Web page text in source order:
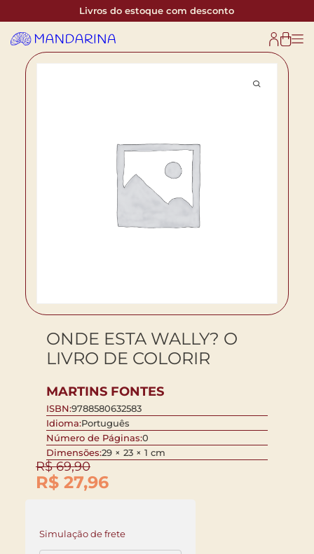
Livros do estoque com desconto
ONDE ESTA WALLY? O
LIVRO DE COLORIR
MARTINS FONTES
ISBN:9788580632583
Idioma:Português
Número de Páginas:0
Dimensões:29 × 23 × 1 cm
R$69,90
R$ 27,96
Simulação de frete